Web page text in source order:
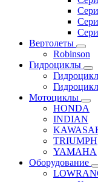
Вертолеты
Robinson
Гидроциклы
Мотоциклы
HONDA
INDIAN
TRIUMPH
YAMAHA
Оборудование